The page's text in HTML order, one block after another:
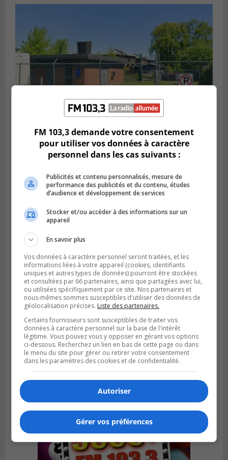
SAINT-HUBERT
Publié le 6 août 2026 à 09h39
Longueuil injecte 1,5 M$ pour moderniser
deux stations de pompage
BOUCHERVILLE
Publié le 5 août 2026 à 15h25
Le MTMD annonce des fermetures sur
l’autoroute 20 à Boucherville
FM 103,3 demande votre consentement
pour utiliser vos données à caractère
personnel dans les cas suivants :
Publicités et contenu personnalisés, mesure de
performance des publicités et du contenu, études
d’audience et développement de services
Stocker et/ou accéder à des informations sur un
appareil
En savoir plus
Vos données à caractère personnel seront traitées, et les
informations liées à votre appareil (cookies, identifiants
uniques et autres types de données) pourront être stockées
et consultées par 66 partenaires, ainsi que partagées avec lui,
ou utilisées spécifiquement par ce site. Nos partenaires et
nous-mêmes sommes susceptibles d'utiliser des données de
géolocalisation précises. Liste des partenaires.
Certains fournisseurs sont susceptibles de traiter vos
données à caractère personnel sur la base de l'intérêt
légitime. Vous pouvez vous y opposer en gérant vos options
ci-dessous. Recherchez un lien en bas de cette page ou dans
le menu du site pour gérer ou retirer votre consentement
dans les paramètres des cookies et de confidentialité.
Autoriser
Gérer vos préférences